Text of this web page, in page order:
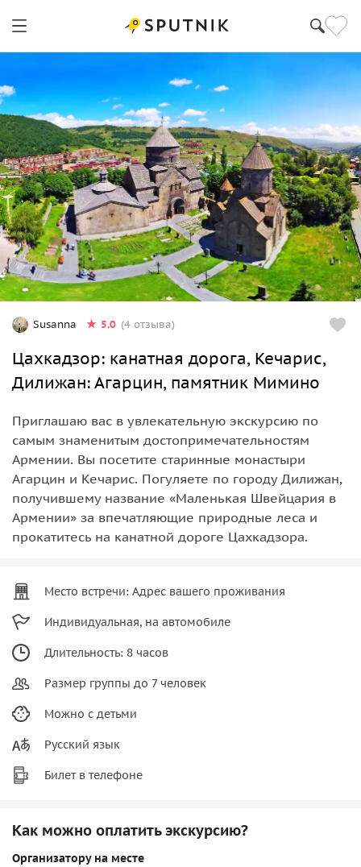
Susanna 5.0 (4 отзыва)
Цахкадзор: канатная дорога, Кечарис,
Дилижан: Агарцин, памятник Мимино
Приглашаю вас в увлекательную экскурсию по
самым знаменитым достопримечательностям
Армении. Вы посетите старинные монастыри
Агарцин и Кечарис. Погуляете по городу Дилижан,
получившему название «Маленькая Швейцария в
Армении» за впечатляющие природные леса и
прокатитесь на канатной дороге Цахкадзора.
Место встречи: Адрес вашего проживания
Индивидуальная, на автомобиле
Длительность: 8 часов
Размер группы до 7 человек
Можно с детьми
Русский язык
Билет в телефоне
Как можно оплатить экскурсию?
Организатору на месте